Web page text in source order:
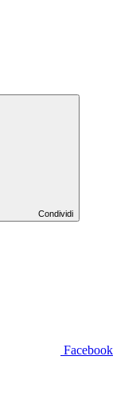
Condividi
Facebook